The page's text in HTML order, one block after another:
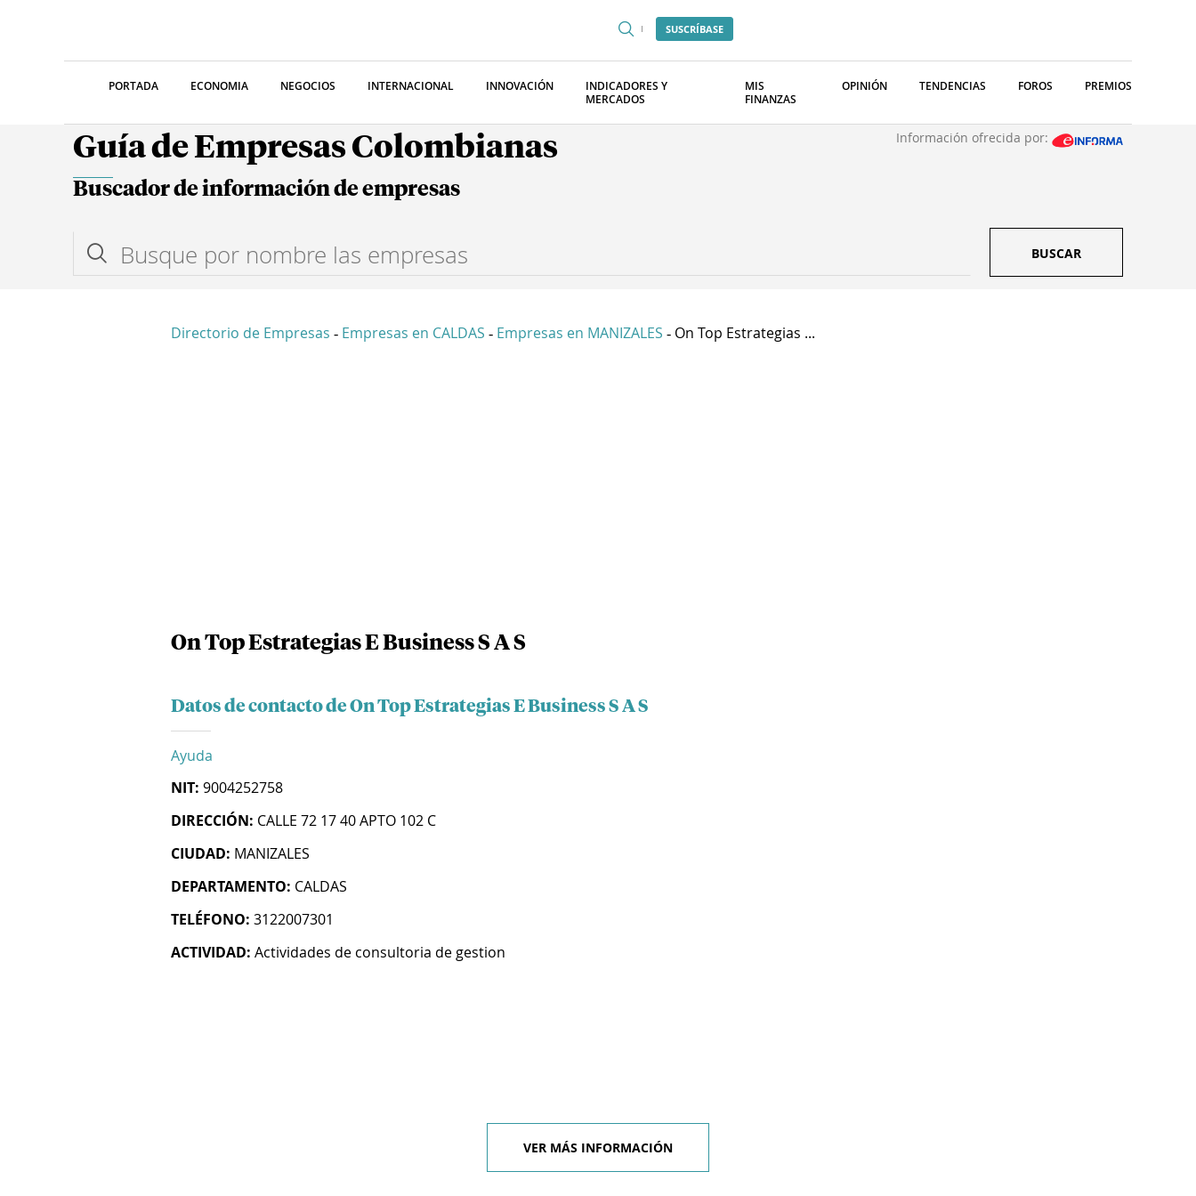
SUSCRÍBASE
PORTADA ECONOMIA NEGOCIOS INTERNACIONAL INNOVACIÓN
INDICADORES Y
MERCADOS
MIS
FINANZAS
OPINIÓN TENDENCIAS FOROS PREMIOS
Guía de Empresas Colombianas Información ofrecida por:
Buscador de información de empresas
BUSCAR
Directorio de Empresas - Empresas en CALDAS - Empresas en MANIZALES - On Top Estrategias ...
On Top Estrategias E Business S A S
Datos de contacto de On Top Estrategias E Business S A S
Ayuda
NIT: 9004252758
DIRECCIÓN: CALLE 72 17 40 APTO 102 C
CIUDAD: MANIZALES
DEPARTAMENTO: CALDAS
TELÉFONO: 3122007301
ACTIVIDAD: Actividades de consultoria de gestion
VER MÁS INFORMACIÓN